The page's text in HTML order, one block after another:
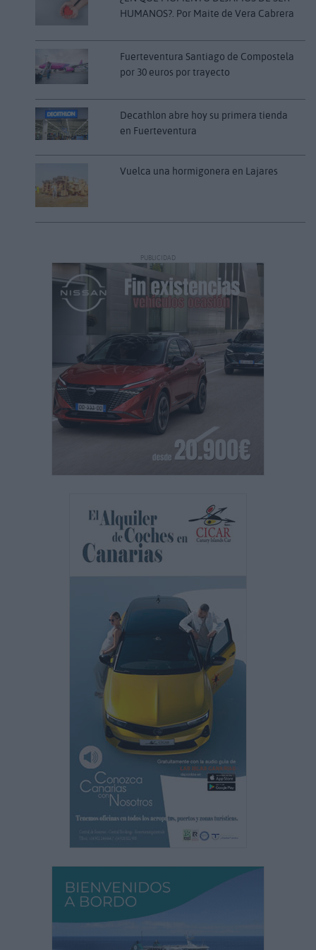
HUMANOS?. Por Maite de Vera Cabrera
Fuerteventura Santiago de Compostela
por 30 euros por trayecto
Decathlon abre hoy su primera tienda
en Fuerteventura
Vuelca una hormigonera en Lajares
PUBLICIDAD